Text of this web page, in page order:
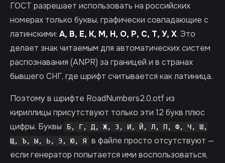
ГОСТ разрешает использовать на российских
номерах только буквы, графически совпадающие с
латинскими: А, В, Е, К, М, Н, О, Р, С, Т, У, Х. Это
делает знак читаемым для автоматических систем
распознавания (ANPR) за границей и в странах
бывшего СНГ, где шрифт считывается как латиница.
Поэтому в шрифте RoadNumbers2.0.otf из
кириллицы присутствуют только эти 12 букв плюс
цифры. Буквы
Б, Г, Д, Ж, З, И, Й, Л, П, Ф, Ч, Ш,
Щ, Ъ, Ы, Ь, Э, Ю, Я
в файле просто отсутствуют —
если генератор попытается ими воспользоваться,